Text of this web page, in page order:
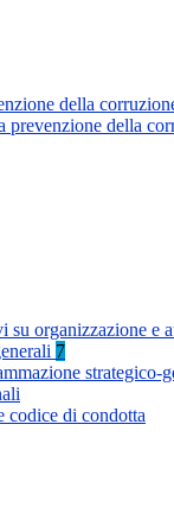
della
prevenzione della
su organizzazione e
7
strategico-
codice di condotta